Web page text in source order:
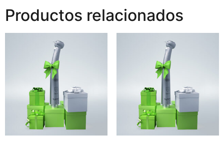
Productos relacionados